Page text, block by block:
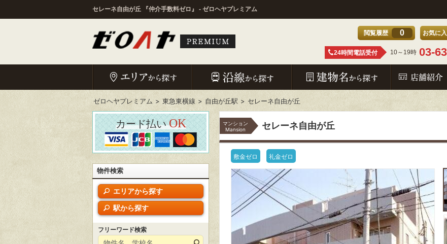
セレーネ自由が丘 『仲介手数料ゼロ』 - ゼロヘヤプレミアム
閲覧履歴 0 お気に
24時間電話受付 10～19時 03-
ゼロヘヤプレミアム 東急東横線 自由が丘駅 セレーネ自由が丘
カード払い OK
物件検索
エリアから探す
駅から探す
フリーワード検索
マンション
Mansion
セレーネ自由が丘
敷金ゼロ 礼金ゼロ